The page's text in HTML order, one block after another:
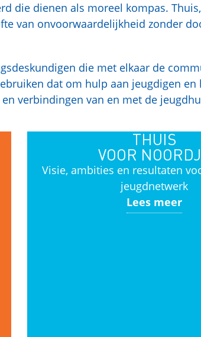
die dienen als moreel kompas.
van onvoorwaardelijkheid zonder
die met elkaar de
dat om hulp aan jeugdigen
verbindingen van en met de
THUIS
VOOR
Visie, ambities en resultaten
jeugdnetwerk
Lees meer